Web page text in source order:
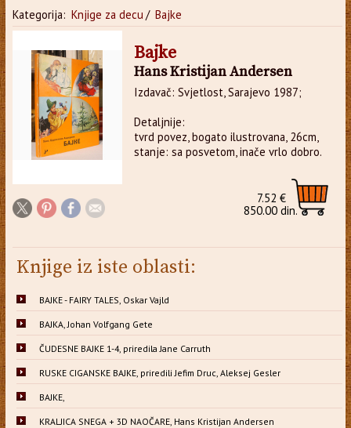
Kategorija: Knjige za decu / Bajke
Bajke
Hans Kristijan Andersen
Izdavač: Svjetlost, Sarajevo 1987;
Detaljnije:
tvrd povez, bogato ilustrovana, 26cm,
stanje: sa posvetom, inače vrlo dobro.
7.52 €
850.00 din.
Knjige iz iste oblasti:
BAJKE - FAIRY TALES, Oskar Vajld
BAJKA, Johan Volfgang Gete
ČUDESNE BAJKE 1-4, priredila Jane Carruth
RUSKE CIGANSKE BAJKE, priredili Jefim Druc, Aleksej Gesler
BAJKE,
KRALJICA SNEGA + 3D NAOČARE, Hans Kristijan Andersen